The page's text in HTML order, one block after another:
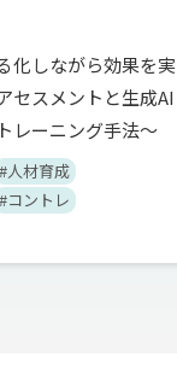
化しながら効果を実
セスメントと生成AI
レーニング手法～
#人材育成
#コントレ